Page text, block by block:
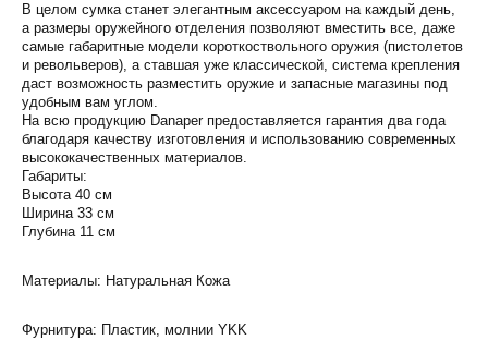
В целом сумка станет элегантным аксессуаром на каждый день,
а размеры оружейного отделения позволяют вместить все, даже
самые габаритные модели короткоствольного оружия (пистолетов
и револьверов), а ставшая уже классической, система крепления
даст возможность разместить оружие и запасные магазины под
удобным вам углом.
На всю продукцию Danaper предоставляется гарантия два года
благодаря качеству изготовления и использованию современных
высококачественных материалов.
Габариты:
Высота 40 см
Ширина 33 см
Глубина 11 см
Материалы: Натуральная Кожа
Фурнитура: Пластик, молнии YKK